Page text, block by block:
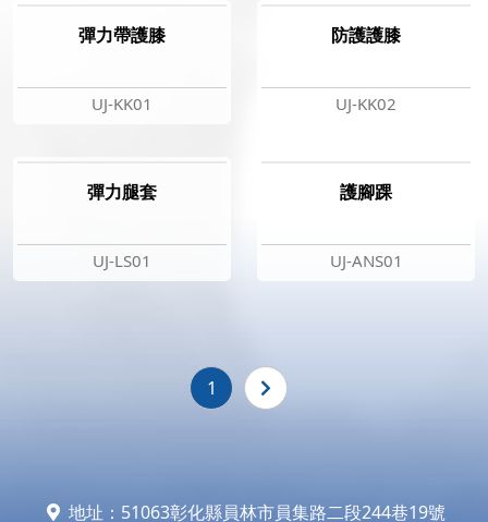
彈力帶護膝
UJ-KK01
防護護膝
UJ-KK02
彈力腿套
UJ-LS01
護腳踝
UJ-ANS01
1
地址：51063彰化縣員林市員集路二段244巷19號